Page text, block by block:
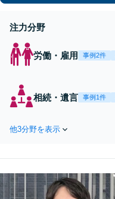
注力分野
労働・雇用 事例2件
相続・遺言 事例1件
他3分野を表示